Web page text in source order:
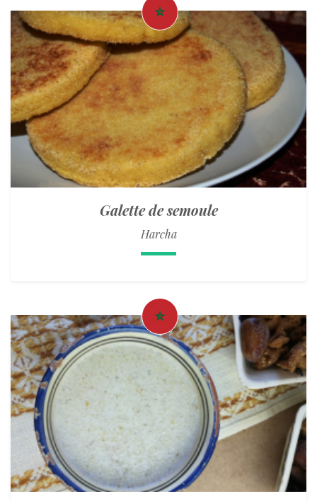
Galette de semoule
Harcha